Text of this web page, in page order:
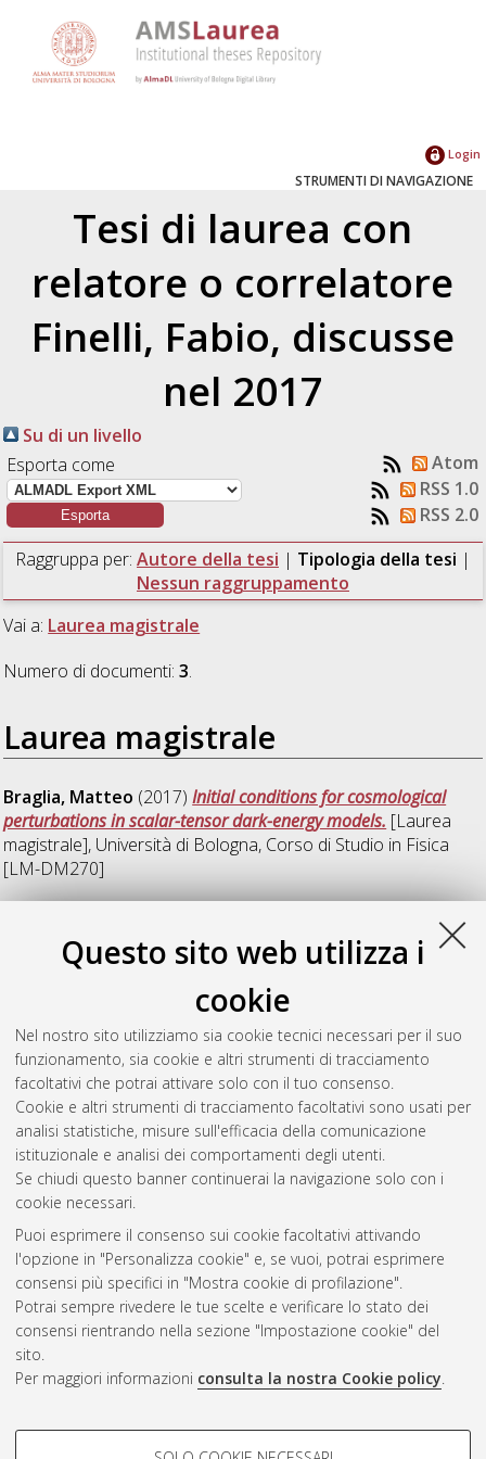
Questo sito web utilizza i
cookie
Nel nostro sito utilizziamo sia cookie tecnici necessari per il suo
funzionamento, sia cookie e altri strumenti di tracciamento
facoltativi che potrai attivare solo con il tuo consenso.
Cookie e altri strumenti di tracciamento facoltativi sono usati per
analisi statistiche, misure sull'efficacia della comunicazione
istituzionale e analisi dei comportamenti degli utenti.
Se chiudi questo banner continuerai la navigazione solo con i
cookie necessari.
Puoi esprimere il consenso sui cookie facoltativi attivando
l'opzione in "Personalizza cookie" e, se vuoi, potrai esprimere
consensi più specifici in "Mostra cookie di profilazione".
Potrai sempre rivedere le tue scelte e verificare lo stato dei
consensi rientrando nella sezione "Impostazione cookie" del
sito.
Per maggiori informazioni consulta la nostra Cookie policy.
COOKIE DI PROFILAZIONE -
Login
STRUMENTI DI NAVIGAZIONE
Tesi di laurea con
relatore o correlatore
Finelli, Fabio, discusse
nel 2017
Su di un livello
Esporta come
Atom
RSS 1.0
RSS 2.0
Raggruppa per: Autore della tesi | Tipologia della tesi |
Nessun raggruppamento
Vai a: Laurea magistrale
Numero di documenti:3.
Laurea magistrale
Braglia, Matteo (2017)Initial conditions for cosmological
perturbations in scalar-tensor dark-energy models. [Laurea
magistrale], Università di Bologna, Corso di Studio in Fisica
[LM-DM270]
Rossi, Massimo(2017)Dark energy as a scalar field non-
[Laurea magistrale], Università di
Bologna, Corso di Studio inAstrofisica e cosmologia [LM-
fluctuations and neutrino physics from future CMB and galaxy
surveys.[Laurea magistrale], Università di Bologna, Corso di
Studio inAstrofisica e cosmologia [LM-DM270]
Questa lista e' stata generata ilSat Aug 8 23:36:09 2026
CEST
Atom
Rss 1.0
Rss 2.0
AMS Laurea
Impostazioni Cookie